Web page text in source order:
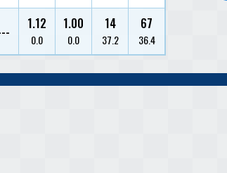
寺嶋 雄
3870/福井/50